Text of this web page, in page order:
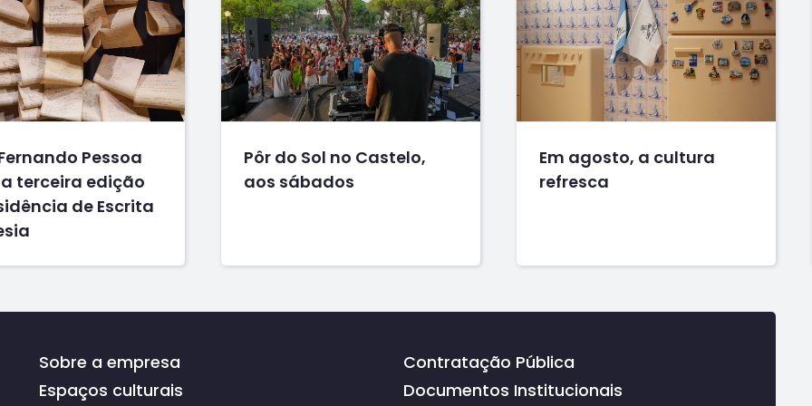
Pessoa
terceira edição
de Escrita
Pôr do Sol no Castelo,
aos sábados
Em agosto, a cultura
refresca
Sobre a empresa
Espaços culturais
Contratação Pública
Documentos Institucionais